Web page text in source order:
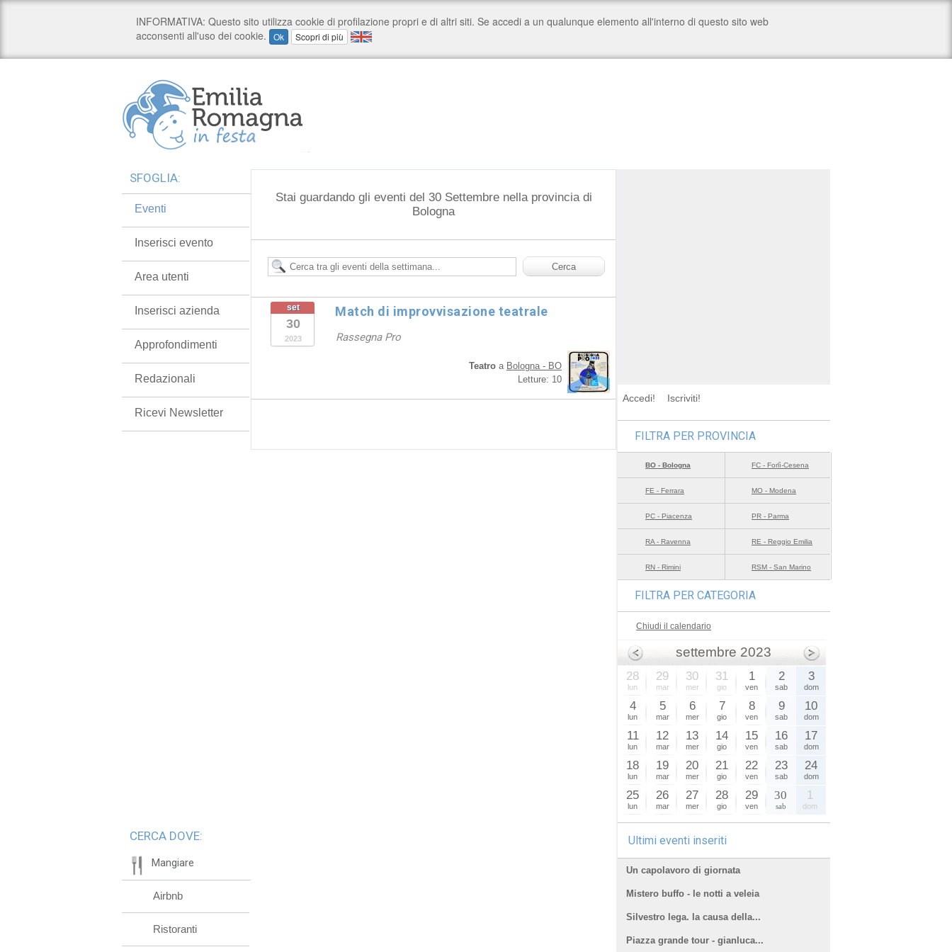
Stai guardando gli eventi del 30 Settembre nella provincia di
Bologna
set
30
2023
Match di improvvisazione teatrale
Rassegna Pro
Teatro a Bologna - BO
Letture: 10
SFOGLIA:
Eventi
Inserisci evento
Area utenti
Inserisci azienda
Approfondimenti
Redazionali
Ricevi Newsletter
CERCA DOVE:
Mangiare
Airbnb
Ristoranti
Accedi! Iscriviti!
FILTRA PER PROVINCIA
BO - Bologna FC - Forlì-Cesena
FE - Ferrara MO - Modena
PC - Piacenza PR - Parma
RA - Ravenna RE - Reggio Emilia
RN - Rimini RSM - San Marino
FILTRA PER CATEGORIA
Chiudi il calendario
settembre 2023
28
lun
29
mar
30
mer
31
gio
1
ven
2
sab
3
dom
4
lun
5
mar
6
mer
7
gio
8
ven
9
sab
10
dom
11
lun
12
mar
13
mer
14
gio
15
ven
16
sab
17
dom
18
lun
19
mar
20
mer
21
gio
22
ven
23
sab
24
dom
25
lun
26
mar
27
mer
28
gio
29
ven
30
sab
1
dom
Ultimi eventi inseriti
Un capolavoro di giornata
Mistero buffo - le notti a veleia
Silvestro lega. la causa della...
Piazza grande tour - gianluca...